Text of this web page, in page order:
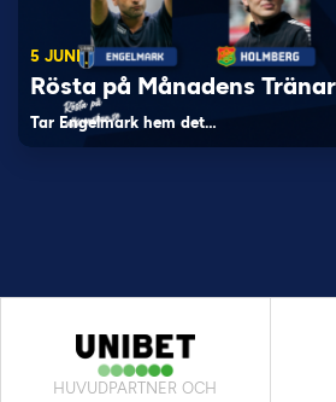
5 JUNI
Rösta på Månadens
Tar Engelmark hem det…
HUVUDPARTNER OCH